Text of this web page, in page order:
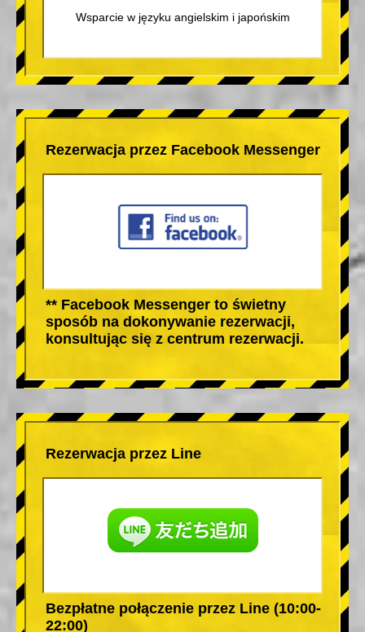
Wsparcie w języku angielskim i japońskim
Rezerwacja przez Facebook Messenger
** Facebook Messenger to świetny
sposób na dokonywanie rezerwacji,
konsultując się z centrum rezerwacji.
Rezerwacja przez Line
Bezpłatne połączenie przez Line (10:00-
22:00)